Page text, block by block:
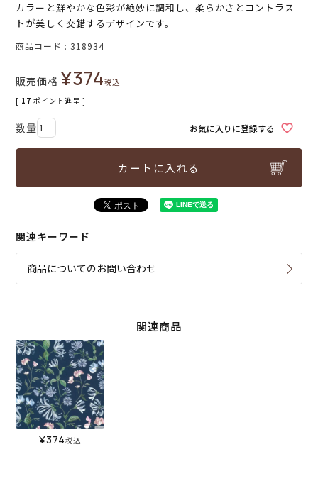
カラーと鮮やかな色彩が絶妙に調和し、柔らかさとコントラス
トが美しく交錯するデザインです。
商品コード 318934
販売価格 ¥374税込
[ 17 ポイント進呈 ]
お気に入りに登録する
カートに入れる
関連キーワード
商品についてのお問い合わせ
関連商品
¥374税込